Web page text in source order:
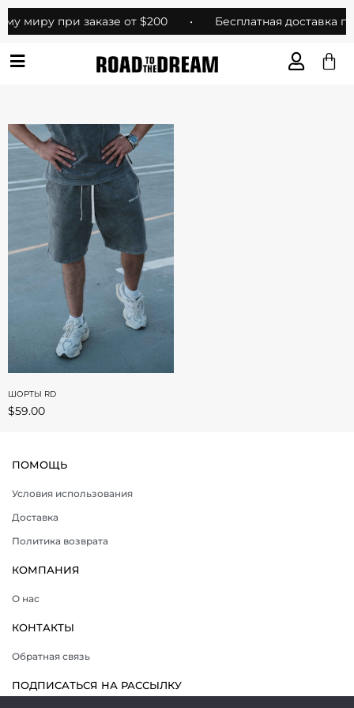
миру при заказе от $200 Бесплатная доставка
ШОРТЫ RD
$59.00
ПОМОЩЬ
Условия использования
Доставка
Политика возврата
КОМПАНИЯ
О нас
КОНТАКТЫ
Обратная связь
ПОДПИСАТЬСЯ НА РАССЫЛКУ